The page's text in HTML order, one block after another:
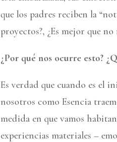
que los padres reciben la
proyectos?, ¿Es mejor que no
¿Por qué nos ocurre esto?
Es verdad que cuando es el
nosotros como Esencia
medida en que vamos
experiencias materiales –